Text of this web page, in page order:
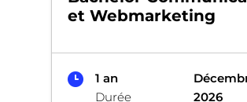
et Webmarketing
1 an
Durée
2026